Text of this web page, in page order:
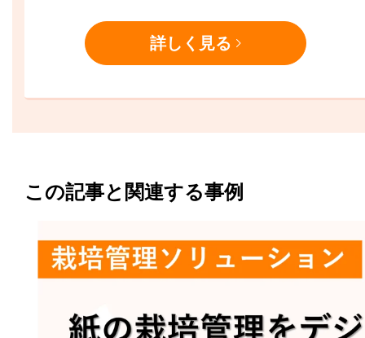
詳しく見る
この記事と関連する事例